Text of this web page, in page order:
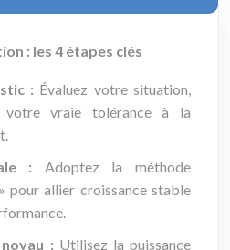
: les 4 étapes clés
: Évaluez votre situation,
vraie tolérance à la
: Adoptez la méthode
pour allier croissance stable
: Utilisez la puissance